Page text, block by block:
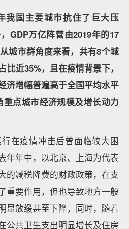
我国主要城市抗住了巨大压
GDP万亿阵营由2019年的17
城市群角度来看，共有8个城
比近35%，且在疫情背景下，
济增幅普遍高于全国平均水平
重点城市经济规模及增长动力
在疫情冲击后曾面临较大困
年年中，以北京、上海为代表
的减税降费的财政政策，在支
重要作用，但也导致地方一般
显放缓甚至下降，同时，随着
公共卫生支出明显增长及住房